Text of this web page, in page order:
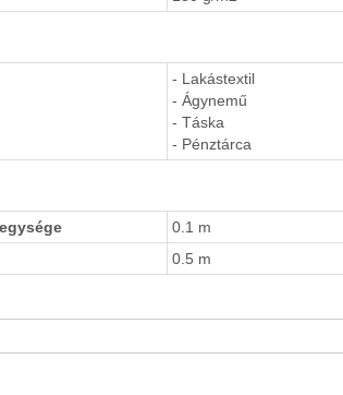
- Lakástextil
- Ágynemű
- Táska
- Pénztárca
0.1 m
0.5 m